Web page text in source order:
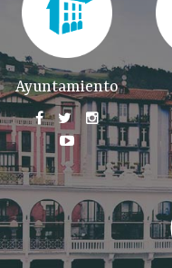
Ayuntamiento
 

